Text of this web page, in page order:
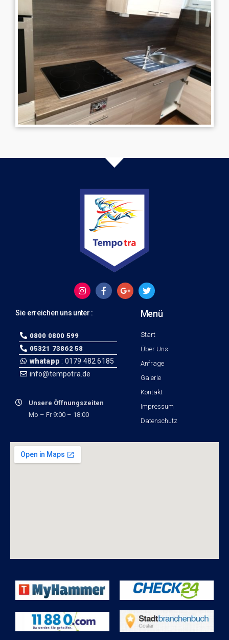
Sie erreichen uns unter :
0800 0800 599
05321 73862 58
whatapp: 0179 482 6185
info@tempotra.de
Unsere Öffnungszeiten
Mo – Fr 9:00 – 18:00
Menü
Start
Über Uns
Anfrage
Galerie
Kontakt
Impressum
Datenschutz